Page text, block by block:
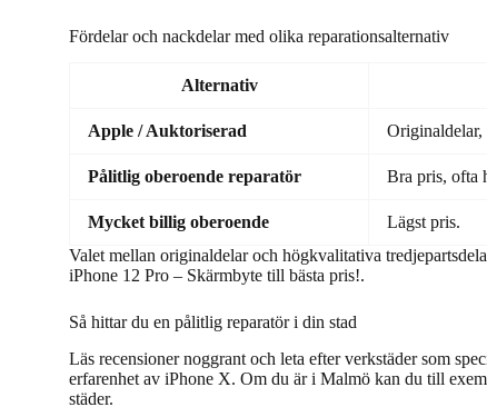
Fördelar och nackdelar med olika reparationsalternativ
Alternativ
Apple / Auktoriserad
Pålitlig oberoende reparatör Bra pris, ofta
Mycket billig oberoende Lägst pris.
Valet mellan originaldelar och högkvalitativa
iPhone 12 Pro – Skärmbyte till bästa pris!.
Så hittar du en pålitlig reparatör i din stad
Läs recensioner noggrant och leta efter verkstäder som
erfarenhet av iPhone X. Om du är i Malmö kan du till
städer.